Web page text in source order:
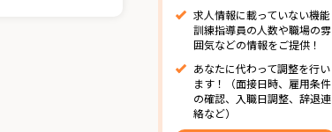
求人情報に載っていない機能
訓練指導員の人数や職場の雰
囲気などの情報をご提供！
あなたに代わって調整を行い
ます！（面接日時、雇用条件
の確認、入職日調整、辞退連
絡など）